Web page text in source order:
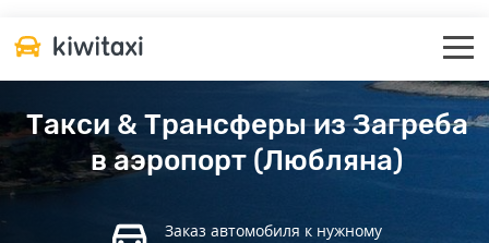
Такси & Трансферы из Загреба
в аэропорт (Любляна)
Заказ автомобиля к нужному